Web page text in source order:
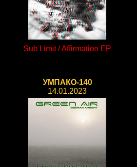
Sub Limit / Affirmation EP
УМПАКО-140
14.01.2023